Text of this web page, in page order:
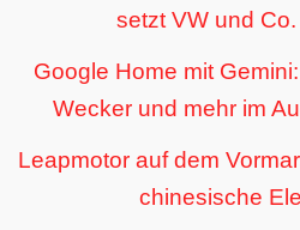
setzt VW und
Google Home mit
Wecker und mehr im
Leapmotor auf dem
chinesische